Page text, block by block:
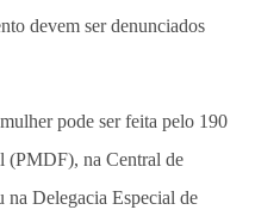
devem ser denunciados